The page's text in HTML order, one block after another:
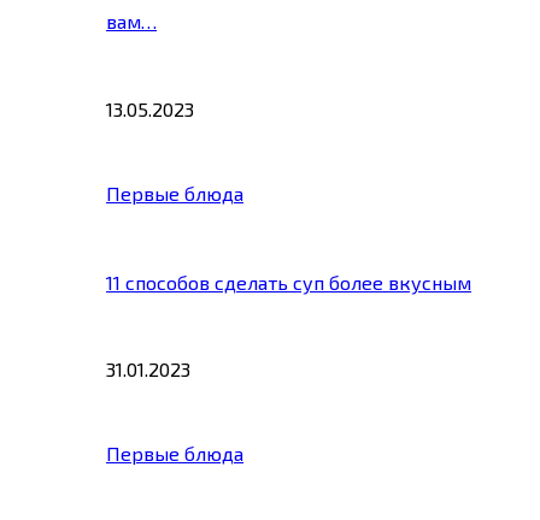
вам…
13.05.2023
Первые блюда
11 способов сделать суп более вкусным
31.01.2023
Первые блюда